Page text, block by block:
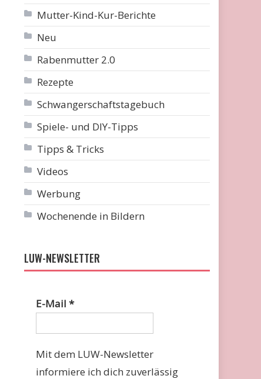
Mutter-Kind-Kur-Berichte
Neu
Rabenmutter 2.0
Rezepte
Schwangerschaftstagebuch
Spiele- und DIY-Tipps
Tipps & Tricks
Videos
Werbung
Wochenende in Bildern
LUW-NEWSLETTER
E-Mail*
Mit dem LUW-Newsletter
informiere ich dich zuverlässig